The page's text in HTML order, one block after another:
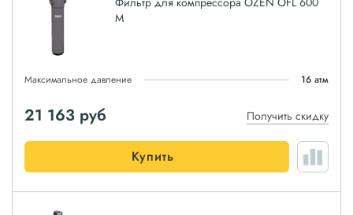
M
Максимальное давление 16 атм
21 163 руб Получить скидку
Купить